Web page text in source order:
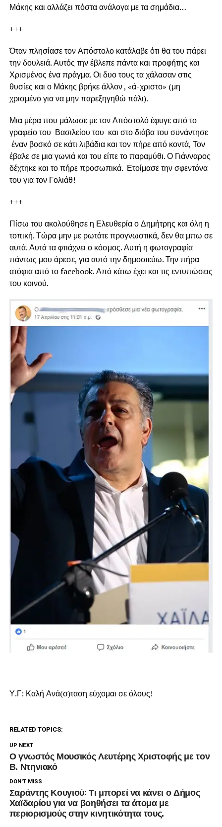
Μάκης και αλλάζει πόστα ανάλογα με τα σημάδια…
+++
Όταν πλησίασε τον Απόστολο κατάλαβε ότι θα του πάρει
την δουλειά. Αυτός την έβλεπε πάντα και προφήτης και
Χρισμένος ένα πράγμα. Οι δυο τους τα χάλασαν στις
θυσίες και ο Μάκης βρήκε άλλον , «ά-χριστο» (μη
χρισμένο για να μην παρεξηγηθώ πάλι).
Μια μέρα που μάλωσε με τον Απόστολό έφυγε από το
γραφείο του Βασιλείου του και στο διάβα του συνάντησε
έναν βοσκό σε κάτι λιβάδια και τον πήρε από κοντά, Τον
έβαλε σε μια γωνιά και του είπε το παραμύθι. Ο Γιάνναρος
δέχτηκε και το πήρε προσωπικά. Ετοίμασε την σφεντόνα
του για τον Γολιάθ!
+++
Πίσω του ακολούθησε η Ελευθερία ο Δημήτρης και όλη η
τοπική. Τώρα μην με ρωτάτε προγνωστικά, δεν θα μπω σε
αυτά. Αυτά τα φτιάχνει ο κόσμος. Αυτή η φωτογραφία
πάντως μου άρεσε, για αυτό την δημοσιεύω. Την πήρα
ατόφια από το facebook. Από κάτω έχει και τις εντυπώσεις
του κοινού.
Υ.Γ: Καλή Ανά(σ)ταση εύχομαι σε όλους!
RELATED TOPICS:
UP NEXT
Ο γνωστός Μουσικός Λευτέρης Χριστοφής με τον
Β. Ντηνιακό
DON'T MISS
Σαράντης Κουγιού: Τι μπορεί να κάνει ο Δήμος
Χαϊδαρίου για να βοηθήσει τα άτομα με
περιορισμούς στην κινητικότητα τους.